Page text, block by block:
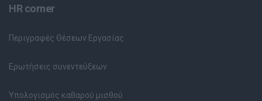
HR corner
Περιγραφές Θέσεων Εργασίας
Ερωτήσεις συνεντεύξεων
Υπολογισμός καθαρού μισθού